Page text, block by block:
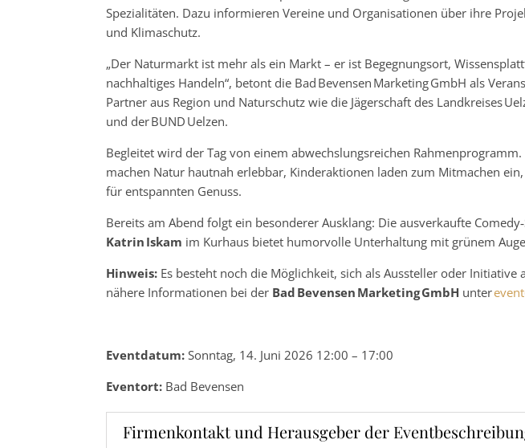
Spezialitäten. Dazu informieren Vereine und Organisationen über ihre
und Klimaschutz.
„Der Naturmarkt ist mehr als ein Markt – er ist Begegnungsort,
nachhaltiges Handeln“, betont die Bad Bevensen Marketing GmbH als
Partner aus Region und Naturschutz wie die Jägerschaft des Landkreises
und der BUND Uelzen.
Begleitet wird der Tag von einem abwechslungsreichen
machen Natur hautnah erlebbar, Kinderaktionen laden zum Mitmachen
für entspannten Genuss.
Bereits am Abend folgt ein besonderer Ausklang: Die ausverkaufte
Katrin Iskam im Kurhaus bietet humorvolle Unterhaltung mit grünem
Hinweis: Es besteht noch die Möglichkeit, sich als Aussteller oder Initiative
nähere Informationen bei der Bad Bevensen Marketing GmbH unter
Eventdatum: Sonntag, 14. Juni 2026 12:00 – 17:00
Eventort: Bad Bevensen
Firmenkontakt und Herausgeber der